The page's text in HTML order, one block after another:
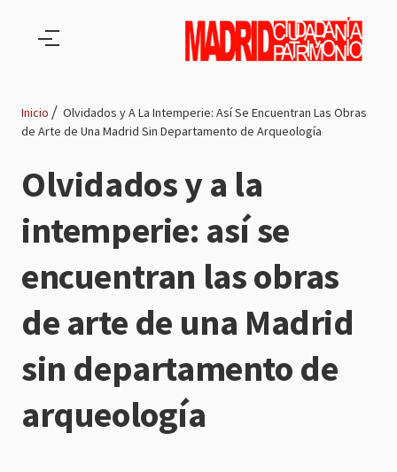
de
navegación
Inicio
Olvidados y A La Intemperie: Así Se Encuentran Las Obras
de Arte de Una Madrid Sin Departamento de Arqueología
Olvidados y a la
intemperie: así se
encuentran las obras
de arte de una Madrid
sin departamento de
arqueología